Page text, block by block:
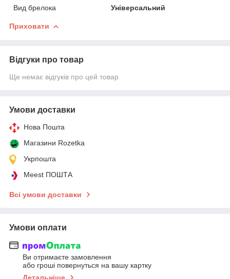
Вид брелока
Універсальний
Приховати
Відгуки про товар
Ще немає відгуків про цей товар
Умови доставки
Нова Пошта
Магазини Rozetka
Укрпошта
Meest ПОШТА
Всі умови доставки
Умови оплати
Ви отримаєте замовлення
або гроші повернуться на вашу картку